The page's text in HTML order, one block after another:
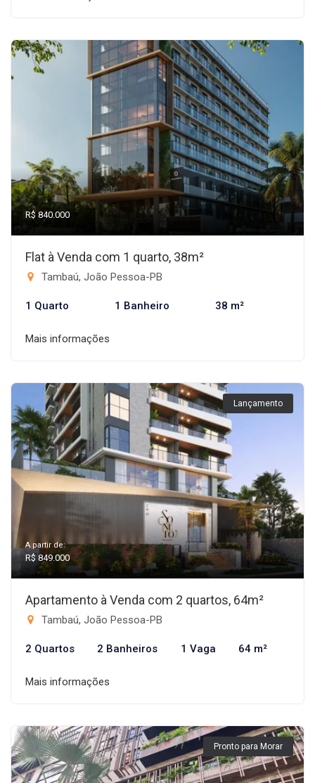
R$ 840.000
Flat à Venda com 1 quarto, 38m²
Tambaú, João Pessoa-PB
1 Quarto 1 Banheiro 38 m²
Mais informações
Lançamento
A partir de:
R$ 849.000
Apartamento à Venda com 2 quartos, 64m²
Tambaú, João Pessoa-PB
2 Quartos 2 Banheiros 1 Vaga 64 m²
Mais informações
Pronto para Morar